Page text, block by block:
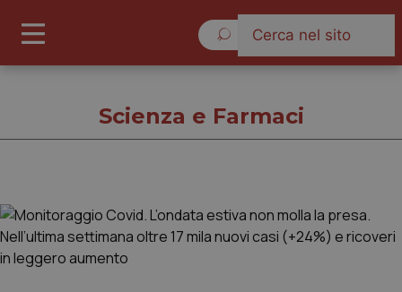
Cronache
Scienza e Farmaci